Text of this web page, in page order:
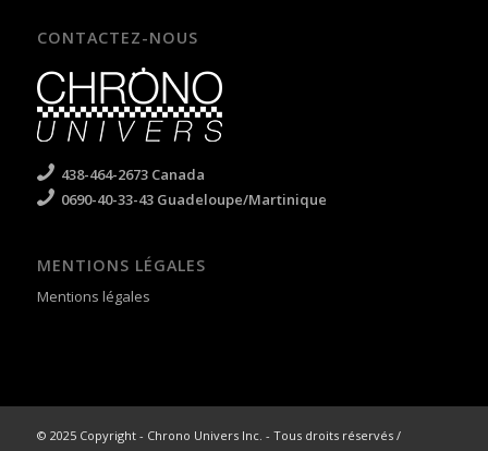
CONTACTEZ-NOUS
438-464-2673 Canada
0690-40-33-43 Guadeloupe/Martinique
MENTIONS LÉGALES
Mentions légales
© 2025 Copyright - Chrono Univers Inc. - Tous droits réservés /